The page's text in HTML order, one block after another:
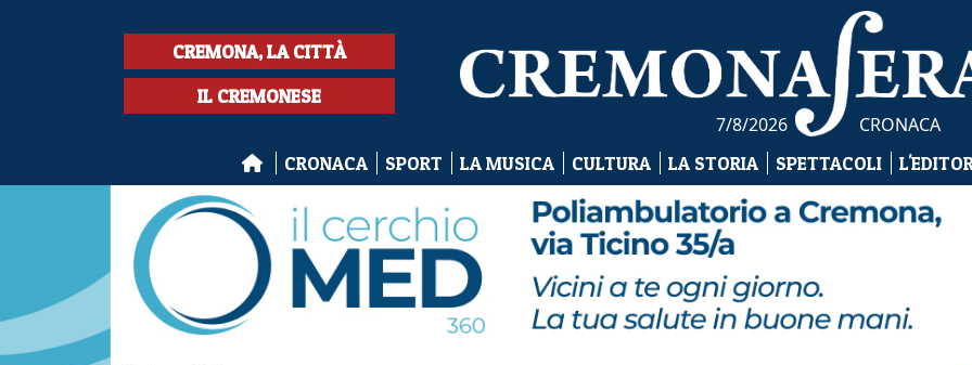
CREMONA, LA CITTÀ
IL CREMONESE
7/8/2026 CRONACA
CRONACA SPORT LA MUSICA CULTURA LA STORIA SPETTACOLI